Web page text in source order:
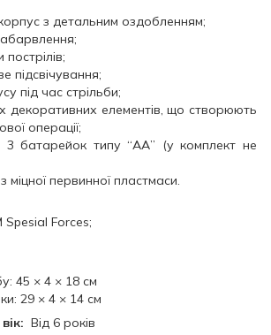
з детальним оздобленням;
підсвічування;
під час стрільби;
декоративних елементів, що створюють
операції;
типу “АА” (у комплект не
первинної пластмаси.
Forces;
45 × 4 × 18 см
29 × 4 × 14 см
Від 6 років